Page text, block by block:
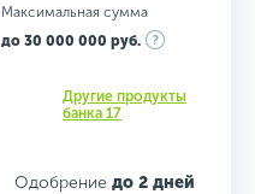
Максимальная сумма
до 30 000 000 руб.
Другие продукты
банка 17
Одобрение до 2 дней